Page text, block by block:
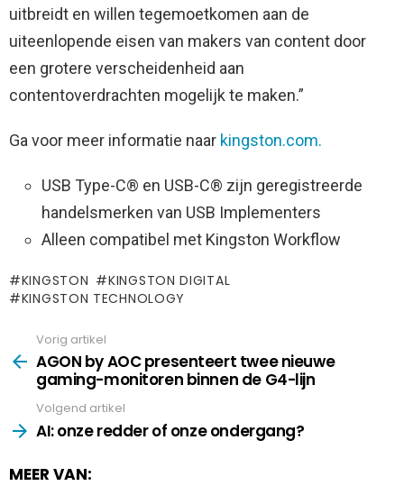
uitbreidt en willen tegemoetkomen aan de
uiteenlopende eisen van makers van content door
een grotere verscheidenheid aan
contentoverdrachten mogelijk te maken.”
Ga voor meer informatie naar kingston.com.
USB Type-C® en USB-C® zijn geregistreerde
handelsmerken van USB Implementers
Alleen compatibel met Kingston Workflow
KINGSTON
KINGSTON DIGITAL
KINGSTON TECHNOLOGY
more
Vorig artikel
AGON by AOC presenteert twee nieuwe
gaming-monitoren binnen de G4-lijn
Volgend artikel
AI: onze redder of onze ondergang?
MEER VAN: